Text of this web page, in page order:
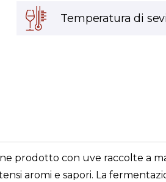
Temperatura di
prodotto con uve raccolte
aromi e sapori. La